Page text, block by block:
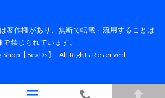
著作権があり、無断で転載・流用することは
で禁じられています。
【SeaDs】. All Rights Reserved.